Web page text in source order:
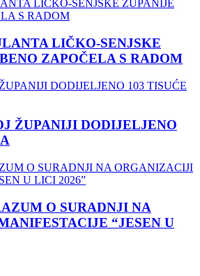
LIČKO-SENJSKE
ZAPOČELA S RADOM
ŽUPANIJI DODIJELJENO
O SURADNJI NA
“JESEN U